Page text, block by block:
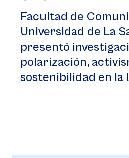
Facultad de
Universidad de La
presentó
polarización,
sostenibilidad en la